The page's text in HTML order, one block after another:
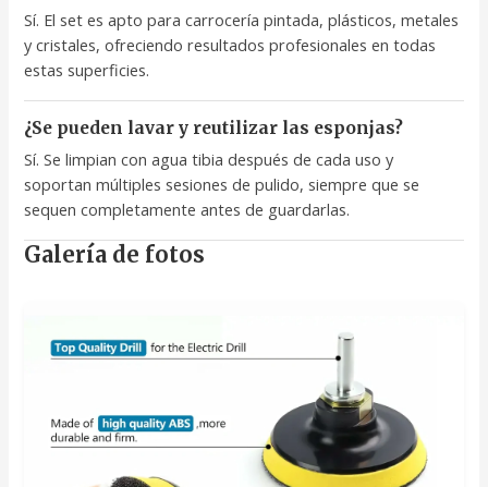
Sí. El set es apto para carrocería pintada, plásticos, metales
y cristales, ofreciendo resultados profesionales en todas
estas superficies.
¿Se pueden lavar y reutilizar las esponjas?
Sí. Se limpian con agua tibia después de cada uso y
soportan múltiples sesiones de pulido, siempre que se
sequen completamente antes de guardarlas.
Galería de fotos